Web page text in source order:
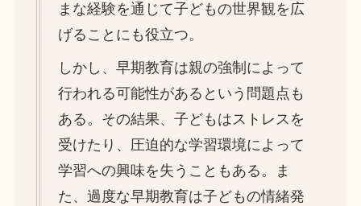
まな経験を通じて子どもの世界観を広
げることにも役立つ。
しかし、早期教育は親の強制によって
行われる可能性があるという問題点も
ある。その結果、子どもはストレスを
受けたり、圧迫的な学習環境によって
学習への興味を失うこともある。ま
た、過度な早期教育は子どもの情緒発